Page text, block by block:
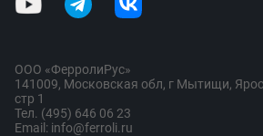
ООО «ФерролиРус»
141009, Московская обл, г Мытищи,
стр 1
Тел. (495) 646 06 23
Email: info@ferroli.ru